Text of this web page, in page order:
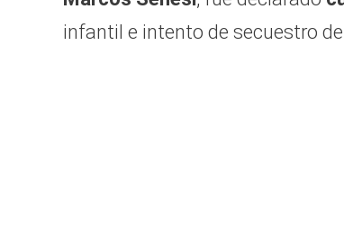
infantil e intento de secuestro